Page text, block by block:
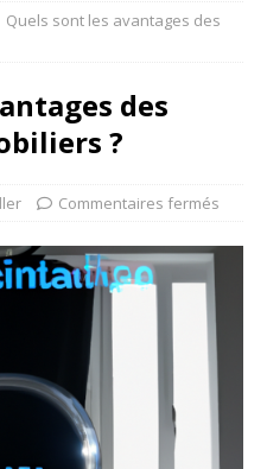
Quels sont les avantages des
des
?
Commentaires fermés